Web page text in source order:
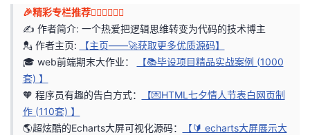
页
开
发
者
我
🎉精彩专栏推荐👇🏻👇🏻👇🏻
✍️ 作者简介: 一个热爱把逻辑思维转变为代码的技术博主
💂 作者主页:
【主页——🚀获取更多优质源码】
🎓 web前端期末大作业：
【📚毕设项目精品实战案例 (1000
套) 】
🧡 程序员有趣的告白方式：
【💌HTML七夕情人节表白网页制
作 (110套) 】
🌎超炫酷的Echarts大屏可视化源码：
【🔰 echarts大屏展示大